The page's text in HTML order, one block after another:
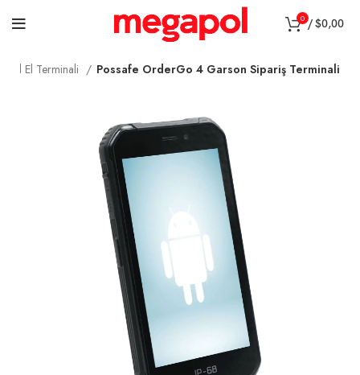
0 /$0,00
El Terminali Possafe OrderGo 4 Garson Sipariş Terminali